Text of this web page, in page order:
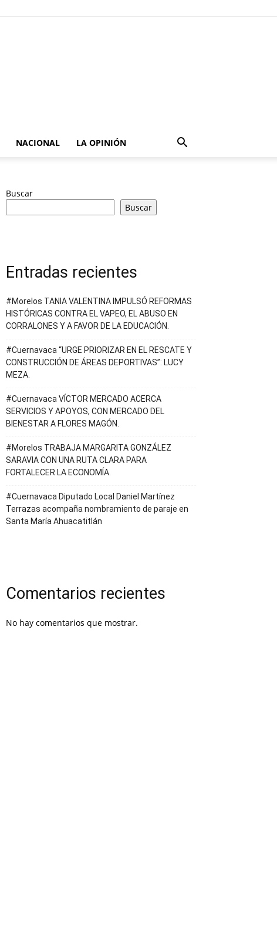
NACIONAL LA OPINIÓN
Buscar
Buscar
Entradas recientes
#Morelos TANIA VALENTINA IMPULSÓ REFORMAS
HISTÓRICAS CONTRA EL VAPEO, EL ABUSO EN
CORRALONES Y A FAVOR DE LA EDUCACIÓN.
#Cuernavaca “URGE PRIORIZAR EN EL RESCATE Y
CONSTRUCCIÓN DE ÁREAS DEPORTIVAS”: LUCY
MEZA.
#Cuernavaca VÍCTOR MERCADO ACERCA
SERVICIOS Y APOYOS, CON MERCADO DEL
BIENESTAR A FLORES MAGÓN.
#Morelos TRABAJA MARGARITA GONZÁLEZ
SARAVIA CON UNA RUTA CLARA PARA
FORTALECER LA ECONOMÍA.
#Cuernavaca Diputado Local Daniel Martínez
Terrazas acompaña nombramiento de paraje en
Santa María Ahuacatitlán
Comentarios recientes
No hay comentarios que mostrar.